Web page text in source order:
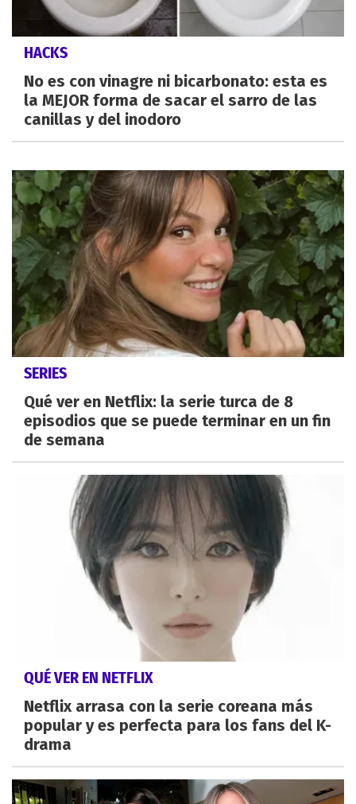
HACKS
No es con vinagre ni bicarbonato: esta es
la MEJOR forma de sacar el sarro de las
canillas y del inodoro
SERIES
Qué ver en Netflix: la serie turca de 8
episodios que se puede terminar en un fin
de semana
QUÉ VER EN NETFLIX
Netflix arrasa con la serie coreana más
popular y es perfecta para los fans del K-
drama